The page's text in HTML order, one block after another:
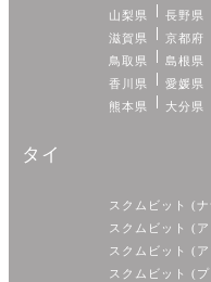
山梨県
長野県
滋賀県
京都府
鳥取県
島根県
香川県
愛媛県
熊本県
大分県
タイ
スクムビット (
スクムビット (
スクムビット (
スクムビット (